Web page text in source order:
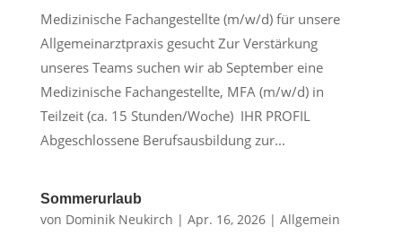
Medizinische Fachangestellte (m/w/d) für unsere
Allgemeinarztpraxis gesucht Zur Verstärkung
unseres Teams suchen wir ab September eine
Medizinische Fachangestellte, MFA (m/w/d) in
Teilzeit (ca. 15 Stunden/Woche) IHR PROFIL
Abgeschlossene Berufsausbildung zur...
Sommerurlaub
von Dominik Neukirch | Apr. 16, 2026| Allgemein